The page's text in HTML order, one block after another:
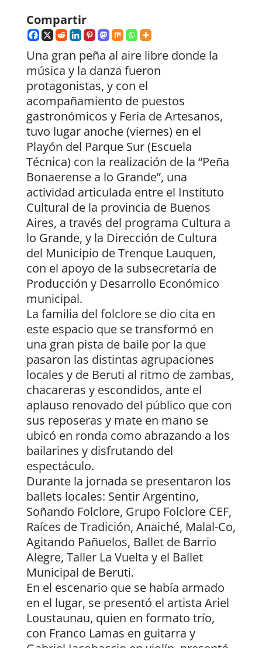
Compartir
Una gran peña al aire libre donde la
música y la danza fueron
protagonistas, y con el
acompañamiento de puestos
gastronómicos y Feria de Artesanos,
tuvo lugar anoche (viernes) en el
Playón del Parque Sur (Escuela
Técnica) con la realización de la “Peña
Bonaerense a lo Grande”, una
actividad articulada entre el Instituto
Cultural de la provincia de Buenos
Aires, a través del programa Cultura a
lo Grande, y la Dirección de Cultura
del Municipio de Trenque Lauquen,
con el apoyo de la subsecretaría de
Producción y Desarrollo Económico
municipal.
La familia del folclore se dio cita en
este espacio que se transformó en
una gran pista de baile por la que
pasaron las distintas agrupaciones
locales y de Beruti al ritmo de zambas,
chacareras y escondidos, ante el
aplauso renovado del público que con
sus reposeras y mate en mano se
ubicó en ronda como abrazando a los
bailarines y disfrutando del
espectáculo.
Durante la jornada se presentaron los
ballets locales: Sentir Argentino,
Soñando Folclore, Grupo Folclore CEF,
Raíces de Tradición, Anaiché, Malal-Co,
Agitando Pañuelos, Ballet de Barrio
Alegre, Taller La Vuelta y el Ballet
Municipal de Beruti.
En el escenario que se había armado
en el lugar, se presentó el artista Ariel
Loustaunau, quien en formato trío,
con Franco Lamas en guitarra y